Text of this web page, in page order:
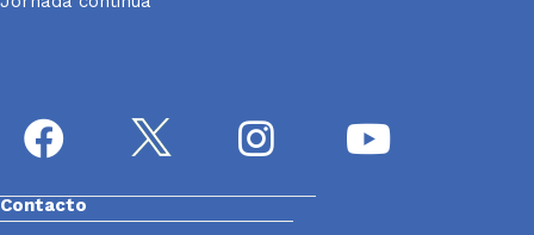
Contacto